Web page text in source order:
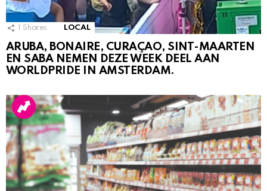
Shares LOCAL
ARUBA, BONAIRE, CURAÇAO, SINT-MAARTEN
EN SABA NEMEN DEZE WEEK DEEL AAN
WORLDPRIDE IN AMSTERDAM.